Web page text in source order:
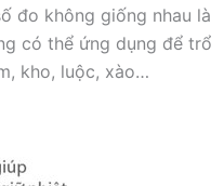
đo không giống nhau là
có thể ứng dụng để trổ
kho, luộc, xào…